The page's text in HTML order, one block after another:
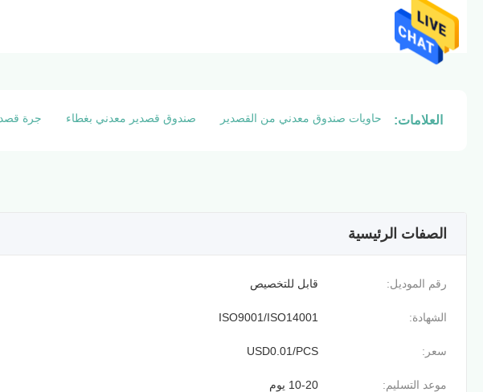
العلامات: حاويات صندوق معدني من القصدير صندوق قصدير معدني بغطاء جرة
الصفات الرئيسية
رقم الموديل: قابل للتخصيص
الشهادة: ISO9001/ISO14001
سعر: USD0.01/PCS
موعد التسليم: 10-20 يوم